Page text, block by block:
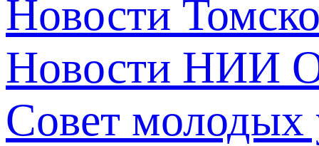
Новости
Новости НИИ
Совет молодых